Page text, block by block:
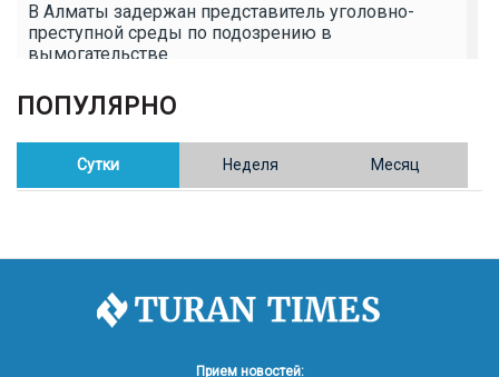
В Алматы задержан представитель уголовно-
преступной среды по подозрению в
вымогательстве
ОБЩЕСТВО
Полицейские пресекли незаконное выращивание
конопли в Таразе
Казахстан возглавил Договор о зоне, свободной от
8 тыс. жителей Степногорска получили перерасчёт
ПОПУЛЯРНО
Сутки Неделя Месяц
Прием новостей: